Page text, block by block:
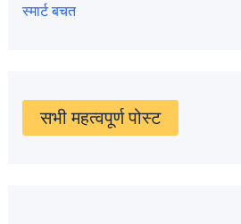
स्मार्ट बचत
सभी महत्वपूर्ण पोस्ट